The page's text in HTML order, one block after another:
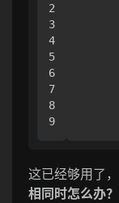
2
3
4
5
6
7
8
这已经够用了
相同时怎么办？